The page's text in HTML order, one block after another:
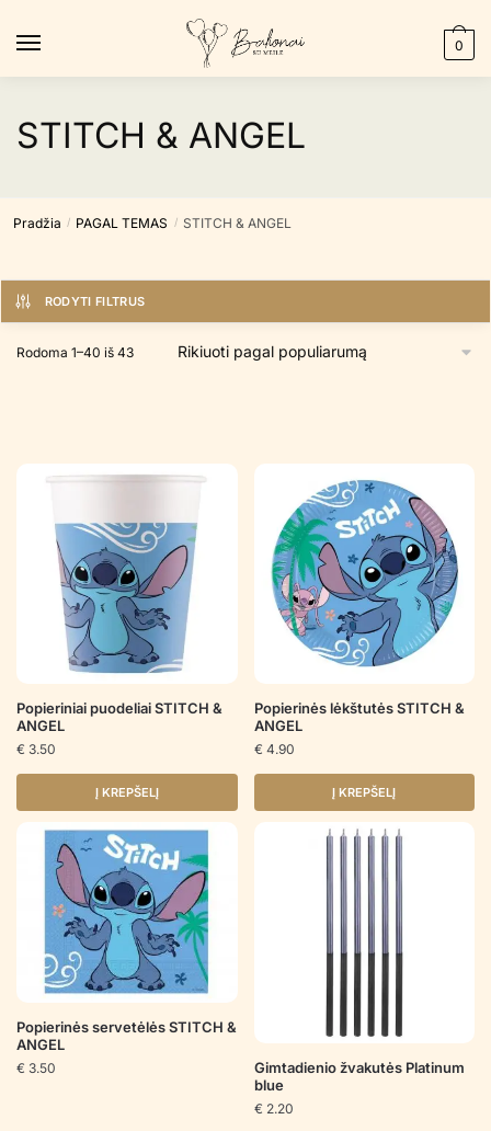
0
STITCH & ANGEL
Pradžia / PAGAL TEMAS / STITCH & ANGEL
RODYTI FILTRUS
Rodoma 1–40 iš 43Rūšiuojama
Popieriniai puodeliai STITCH &
ANGEL
€ 3.50
Į KREPŠELĮ
Popierinės lėkštutės STITCH &
ANGEL
€ 4.90
Į KREPŠELĮ
Popierinės servetėlės STITCH &
ANGEL
€ 3.50
Gimtadienio žvakutės Platinum
blue
€ 2.20